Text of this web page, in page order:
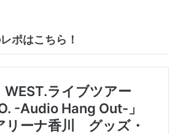
ポはこちら！